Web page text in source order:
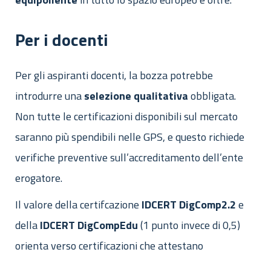
Per i docenti
Per gli aspiranti docenti, la bozza potrebbe
introdurre unaselezione qualitativaobbligata.
Non tutte le certificazioni disponibili sul mercato
saranno più spendibili nelle GPS, e questo richiede
verifiche preventive sull’accreditamento dell’ente
erogatore.
Il valore della certifcazione IDCERT DigComp2.2e
dellaIDCERT DigCompEdu(1 punto invece di 0,5)
orienta verso certificazioni che attestano